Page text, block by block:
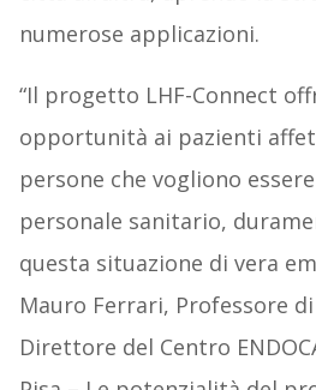
numerose applicazioni.
“Il progetto LHF-Connect
opportunità ai pazienti
persone che vogliono
personale sanitario,
questa situazione di vera
Mauro Ferrari, Professore
Direttore del Centro